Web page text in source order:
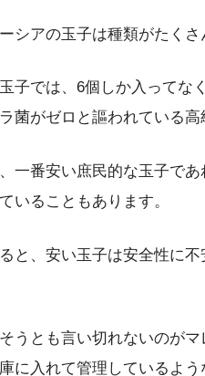
シアの玉子は種類がたく
子では、6個しか入ってな
菌がゼロと謳われている高
一番安い庶民的な玉子で
いることもあります。
と、安い玉子は安全性に
うとも言い切れないのが
に入れて管理しているよ